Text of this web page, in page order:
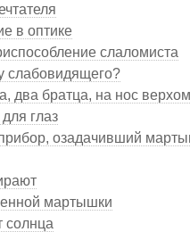
в оптике
слаломиста
слабовидящего?
два братца, на нос
глаз
озадачивший
мартышки
солнца